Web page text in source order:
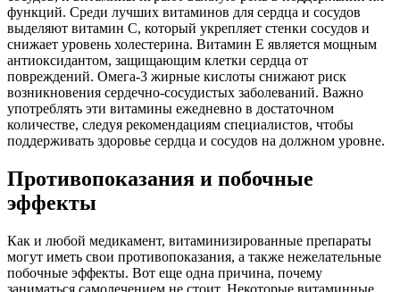
функций. Среди лучших витаминов для сердца и сосудов
выделяют витамин С, который укрепляет стенки сосудов и
снижает уровень холестерина. Витамин Е является мощным
антиоксидантом, защищающим клетки сердца от
повреждений. Омега-3 жирные кислоты снижают риск
возникновения сердечно-сосудистых заболеваний. Важно
употреблять эти витамины ежедневно в достаточном
количестве, следуя рекомендациям специалистов, чтобы
поддерживать здоровье сердца и сосудов на должном уровне.
Противопоказания и побочные
эффекты
Как и любой медикамент, витаминизированные препараты
могут иметь свои противопоказания, а также нежелательные
побочные эффекты. Вот еще одна причина, почему
заниматься самолечением не стоит. Некоторые витаминные